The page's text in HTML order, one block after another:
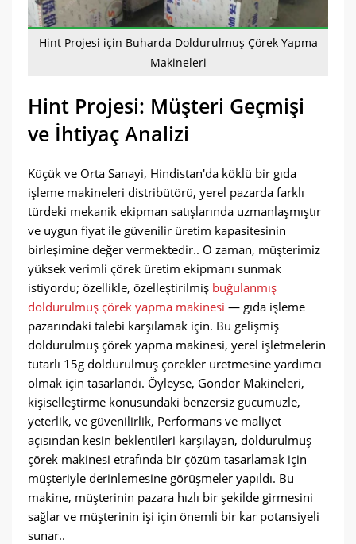
Hint Projesi için Buharda Doldurulmuş Çörek Yapma
Makineleri
Hint Projesi: Müşteri Geçmişi
ve İhtiyaç Analizi
Küçük ve Orta Sanayi, Hindistan'da köklü bir gıda
işleme makineleri distribütörü, yerel pazarda farklı
türdeki mekanik ekipman satışlarında uzmanlaşmıştır
ve uygun fiyat ile güvenilir üretim kapasitesinin
birleşimine değer vermektedir.. O zaman, müşterimiz
yüksek verimli çörek üretim ekipmanı sunmak
istiyordu; özellikle, özelleştirilmiş buğulanmış
doldurulmuş çörek yapma makinesi — gıda işleme
pazarındaki talebi karşılamak için. Bu gelişmiş
doldurulmuş çörek yapma makinesi, yerel işletmelerin
tutarlı 15g doldurulmuş çörekler üretmesine yardımcı
olmak için tasarlandı. Öyleyse, Gondor Makineleri,
kişiselleştirme konusundaki benzersiz gücümüzle,
yeterlik, ve güvenilirlik, Performans ve maliyet
açısından kesin beklentileri karşılayan, doldurulmuş
çörek makinesi etrafında bir çözüm tasarlamak için
müşteriyle derinlemesine görüşmeler yapıldı. Bu
makine, müşterinin pazara hızlı bir şekilde girmesini
sağlar ve müşterinin işi için önemli bir kar potansiyeli
sunar..